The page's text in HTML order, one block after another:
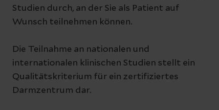
Studien durch, an der Sie als Patient auf
Wunsch teilnehmen können.
Die Teilnahme an nationalen und
internationalen klinischen Studien stellt ein
Qualitätskriterium für ein zertifiziertes
Darmzentrum dar.